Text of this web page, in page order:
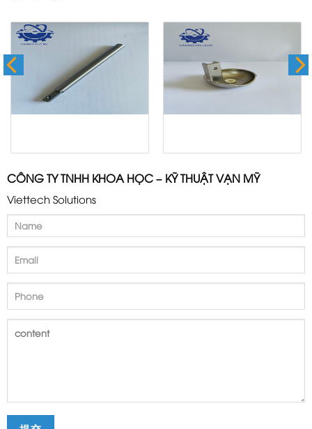
CÔNG TY TNHH KHOA HỌC – KỸ THUẬT VẠN MỸ
Viettech Solutions